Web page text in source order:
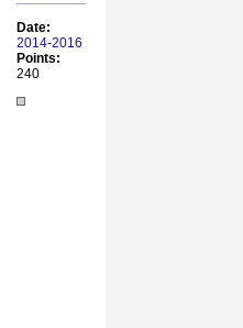
Date:
2014-2016
Points:
240